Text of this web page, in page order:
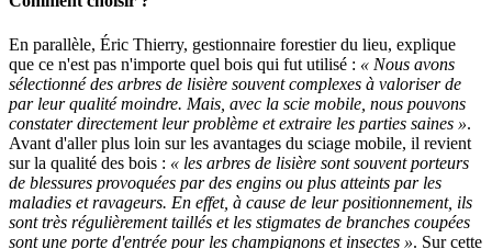
En parallèle, Éric Thierry, gestionnaire forestier du lieu, explique
que ce n'est pas n'importe quel bois qui fut utilisé : « Nous avons
sélectionné des arbres de lisière souvent complexes à valoriser de
par leur qualité moindre. Mais, avec la scie mobile, nous pouvons
constater directement leur problème et extraire les parties saines ».
Avant d'aller plus loin sur les avantages du sciage mobile, il revient
sur la qualité des bois : « les arbres de lisière sont souvent porteurs
de blessures provoquées par des engins ou plus atteints par les
maladies et ravageurs. En effet, à cause de leur positionnement, ils
sont très régulièrement taillés et les stigmates de branches coupées
sont une porte d'entrée pour les champignons et insectes ». Sur cette